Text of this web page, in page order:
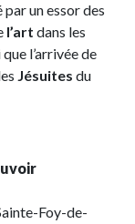
un essor des
l’art dans les
l’arrivée de
Jésuites du
Foy-de-